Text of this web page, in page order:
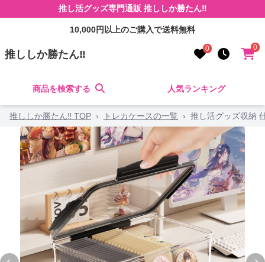
推し活グッズ専門通販 推ししか勝たん‼
10,000円以上のご購入で送料無料
推ししか勝たん‼ 0 0
商品を検索する 人気ランキング
推ししか勝たん‼ TOP › トレカケースの一覧 › 推し活グッズ収納